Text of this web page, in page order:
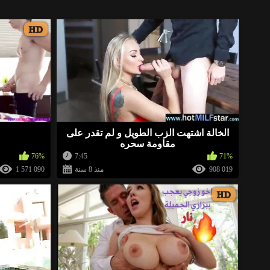
«
https://ja.cat/arbd
«
http://xnice.fun/arb
«
«
«
http://xfind.site/arb
HD
76%
1 571 090
الخالة اشتهت الزب الطويل و لم تقدر على
مقاومة سحره
7:45
71%
منذ 8 سنة
908 019
HD